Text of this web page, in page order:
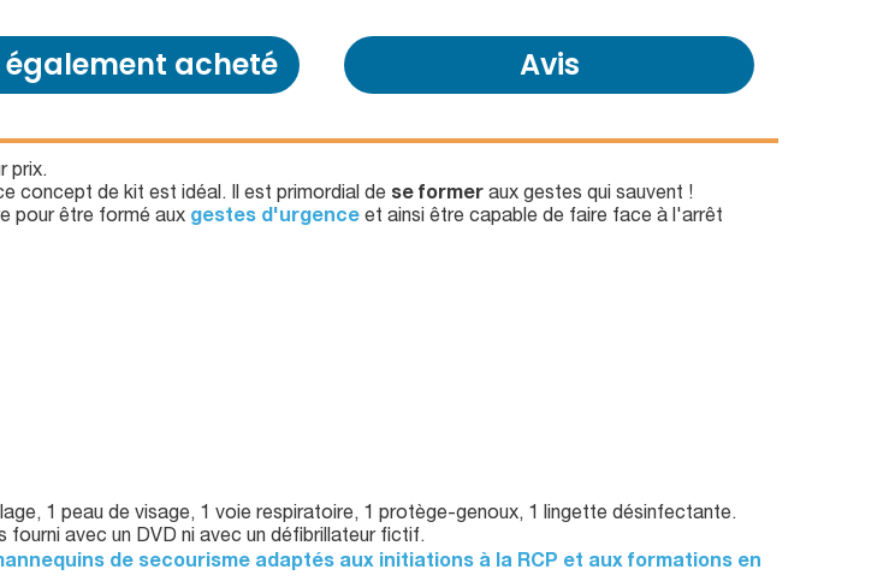
également acheté Avis
prix.
concept de kit est idéal. Il est primordial de se former aux gestes qui sauvent !
pour être formé aux gestes d'urgence et ainsi être capable de faire face à l'arrêt
1 peau de visage, 1 voie respiratoire, 1 protège-genoux, 1 lingette désinfectante.
avec un DVD ni avec un défibrillateur fictif.
de secourisme adaptés aux initiations à la RCP et aux formations en